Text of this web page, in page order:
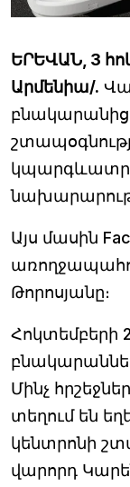
ԵՐԵՎԱՆ, 3
Արմենիա/.
Այս մասին
Թորոսյանը։
Հոկտեմբերի
Մինչ
տեղում են
կենտրոնի
վարորդ